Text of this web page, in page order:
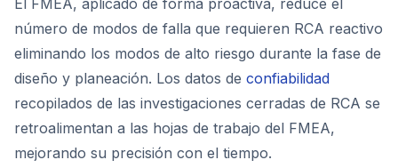
El FMEA, aplicado de forma proactiva, reduce el
número de modos de falla que requieren RCA reactivo
eliminando los modos de alto riesgo durante la fase de
diseño y planeación. Los datos de confiabilidad
recopilados de las investigaciones cerradas de RCA se
retroalimentan a las hojas de trabajo del FMEA,
mejorando su precisión con el tiempo.